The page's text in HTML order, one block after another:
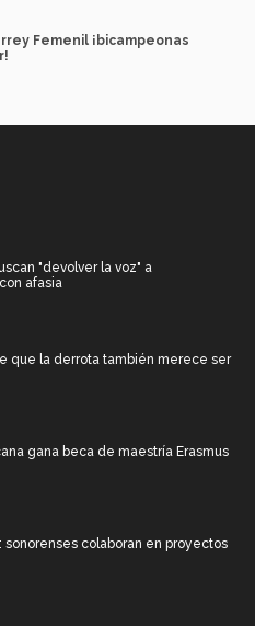
Femenil ¡bicampeonas
"devolver la voz" a
afasia
que la derrota también merece ser
gana beca de maestría Erasmus
sonorenses colaboran en proyectos